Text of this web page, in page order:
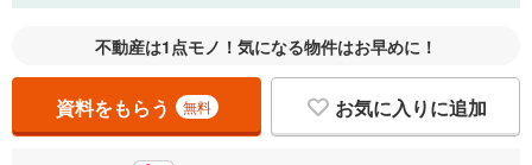
0万円 1,780万円
自己資金から住宅購入にかけられる金額を入力してくださ
閉じる
ボーナス
万円
/回
不動産は1点モノ！気になる物件はお早めに！
資料をもらう 無料 お気に入りに追加